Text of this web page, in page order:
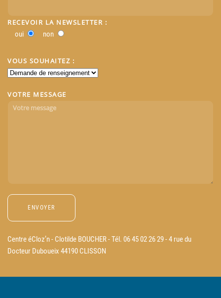
RECEVOIR LA NEWSLETTER :
oui
non
VOUS SOUHAITEZ :
VOTRE MESSAGE
Centre éCloz’n - Clotilde BOUCHER - Tél. 06 45 02 26 29 - 4 rue du
Docteur Duboueix 44190 CLISSON